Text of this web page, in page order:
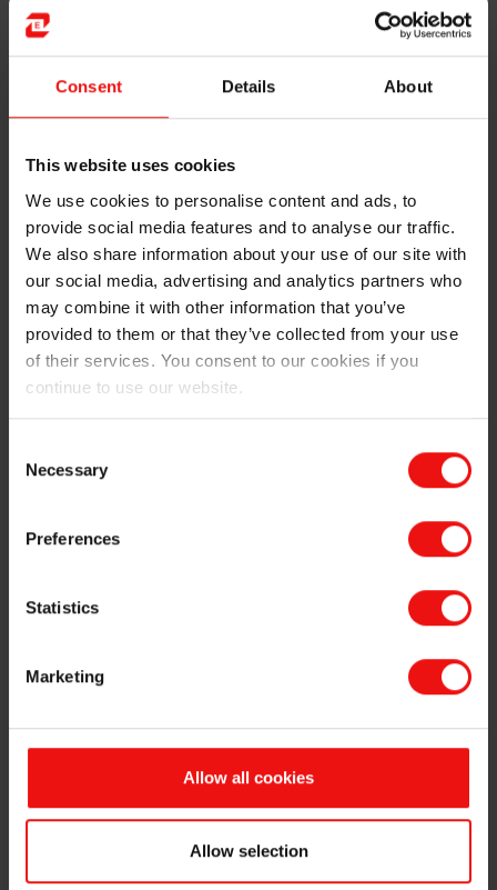
Consent Details About
This website uses cookies
We use cookies to personalise content and ads, to
provide social media features and to analyse our traffic.
We also share information about your use of our site with
our social media, advertising and analytics partners who
may combine it with other information that you’ve
provided to them or that they’ve collected from your use
of their services. You consent to our cookies if you
continue to use our website.
Selection
Necessary
Preferences
Statistics
Marketing
Allow all cookies
Allow selection
Présentez votre entreprise à notre
équipe d’approvisionnement
Pouvez-vous confirmer que vous n’êtes pas déjà
fournisseur ?
Étape suivante